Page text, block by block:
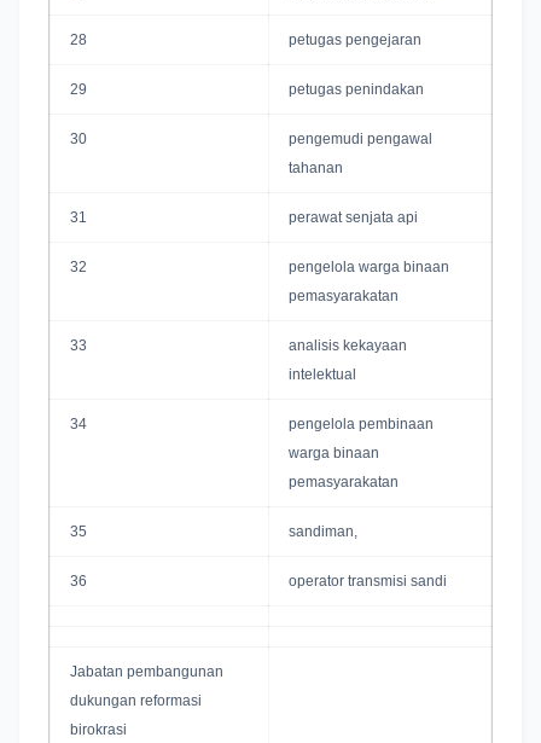
28 petugas pengejaran
29 petugas penindakan
30
pengemudi pengawal
tahanan
31 perawat senjata api
32
pengelola warga binaan
pemasyarakatan
33
analisis kekayaan
intelektual
34
pengelola pembinaan
warga binaan
pemasyarakatan
35 sandiman,
36 operator transmisi sandi
Jabatan pembangunan
dukungan reformasi
birokrasi